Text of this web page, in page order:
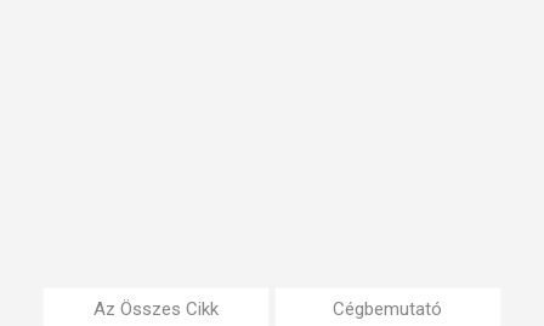
Az Összes Cikk Cégbemutató